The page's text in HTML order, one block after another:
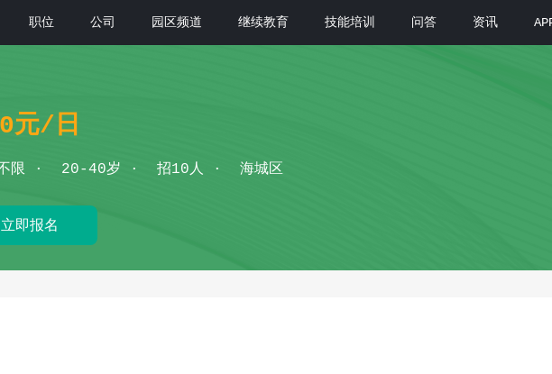
职位 公司 园区频道 继续教育 技能培训 问答 资讯
元/日
限 20-40岁 招10人 海城区
立即报名